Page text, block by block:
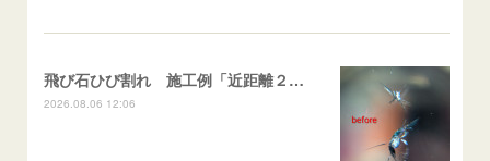
飛び石ひび割れ 施工例「近距離２箇所・パーシャル系+スターブレイク系」ハイエース
2026.08.06 12:06